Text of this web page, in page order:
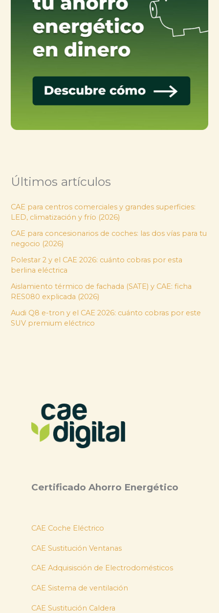
Últimos artículos
CAE para centros comerciales y grandes superficies:
LED, climatización y frío (2026)
CAE para concesionarios de coches: las dos vías para tu
negocio (2026)
Polestar 2 y el CAE 2026: cuánto cobras por esta
berlina eléctrica
Aislamiento térmico de fachada (SATE) y CAE: ficha
RES080 explicada (2026)
Audi Q8 e-tron y el CAE 2026: cuánto cobras por este
SUV premium eléctrico
Certificado Ahorro Energético
CAE Coche Eléctrico
CAE Sustitución Ventanas
CAE Adquisisción de Electrodomésticos
CAE Sistema de ventilación
CAE Sustitución Caldera